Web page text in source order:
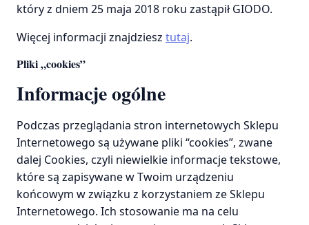
który z dniem 25 maja 2018 roku zastąpił GIODO.
Więcej informacji znajdziesz tutaj.
Pliki „cookies”
Informacje ogólne
Podczas przeglądania stron internetowych Sklepu
Internetowego są używane pliki “cookies”, zwane
dalej Cookies, czyli niewielkie informacje tekstowe,
które są zapisywane w Twoim urządzeniu
końcowym w związku z korzystaniem ze Sklepu
Internetowego. Ich stosowanie ma na celu